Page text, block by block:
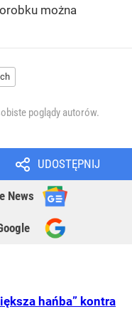
można
poglądy autorów.
UDOSTĘPNIJ
News
hańba” kontra